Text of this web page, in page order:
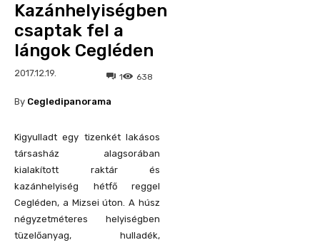
Kazánhelyiségben
csaptak fel a
lángok Cegléden
2017.12.19. 638
1
By Cegledipanorama
Kigyulladt egy tizenkét lakásos
társasház alagsorában
kialakított raktár és
kazánhelyiség hétfő reggel
Cegléden, a Mizsei úton. A húsz
négyzetméteres helyiségben
tüzelőanyag, hulladék,